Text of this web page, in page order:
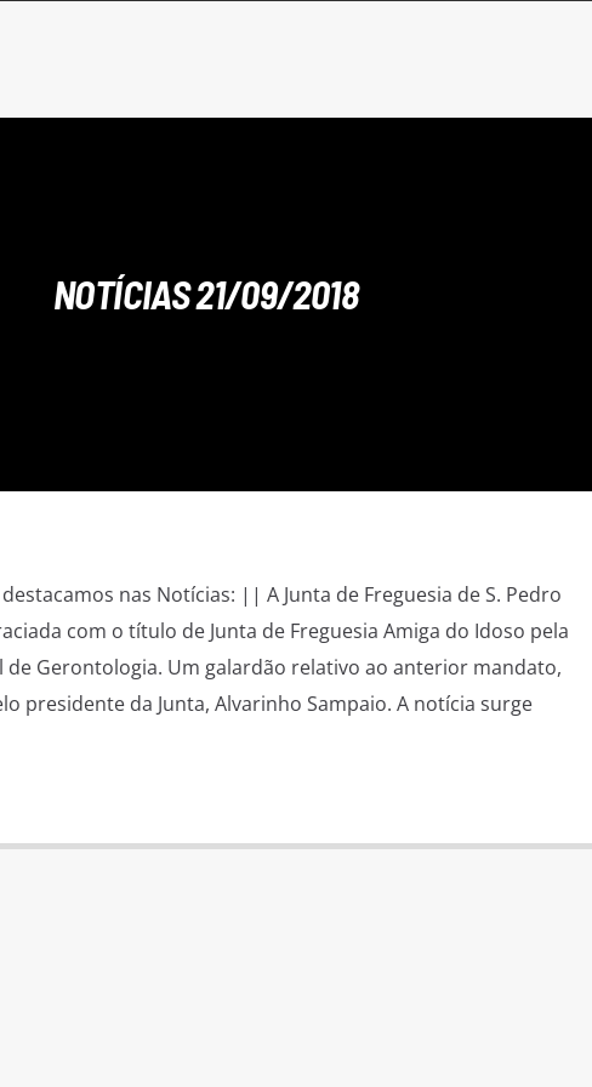
NOTÍCIAS 21/09/2018
destacamos nas Notícias: || A Junta de Freguesia de S. Pedro
com o título de Junta de Freguesia Amiga do Idoso pela
de Gerontologia. Um galardão relativo ao anterior mandato,
presidente da Junta, Alvarinho Sampaio. A notícia surge